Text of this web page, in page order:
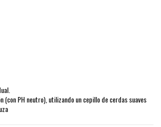
PH neutro), utilizando un cepillo de cerdas suaves